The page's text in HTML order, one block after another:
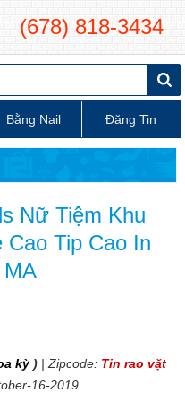
(678) 818-3434
Bằng Nail Đăng Tin
Nữ Tiệm Khu
Tip Cao In
MA
kỳ)| Zipcode: Tin rao vặt
16-2019